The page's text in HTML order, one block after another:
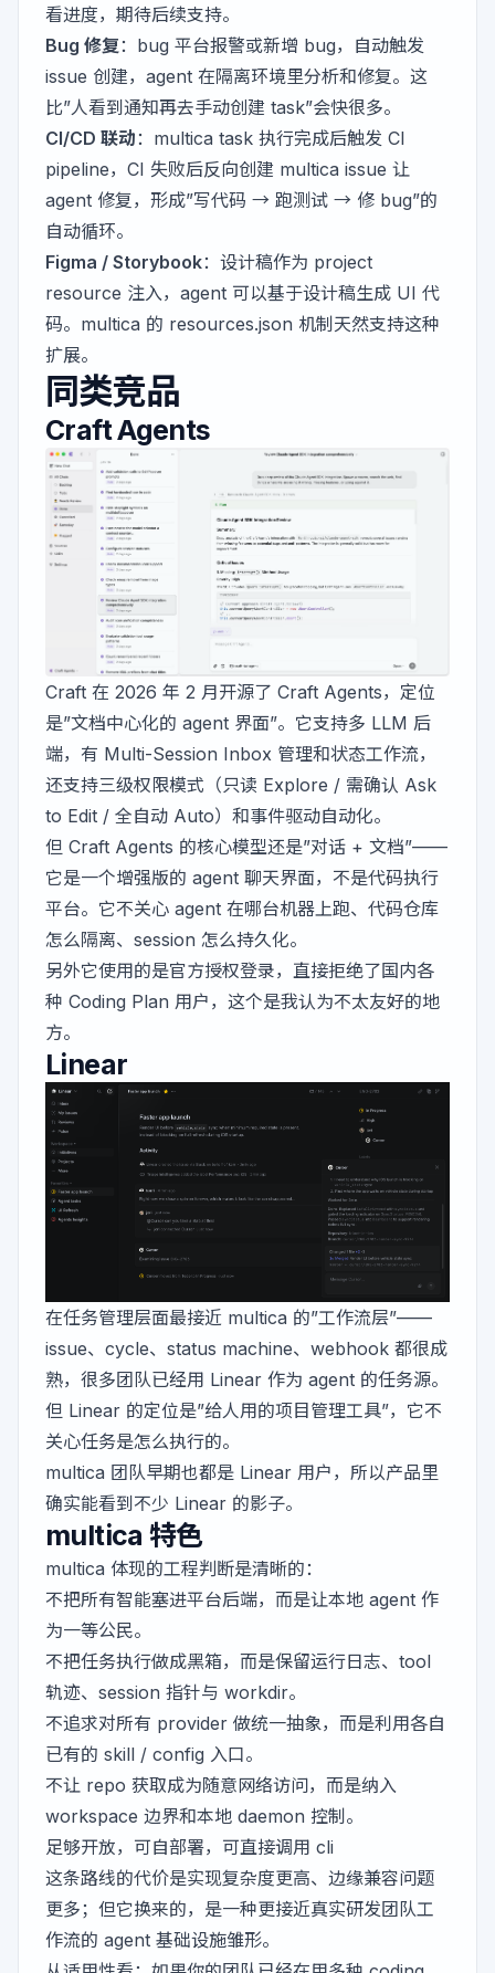
看进度，期待后续支持。
Bug 修复：bug 平台报警或新增 bug，自动触发
issue 创建，agent 在隔离环境里分析和修复。这
比”人看到通知再去手动创建 task”会快很多。
CI/CD 联动：multica task 执行完成后触发 CI
pipeline，CI 失败后反向创建 multica issue 让
agent 修复，形成”写代码 → 跑测试 → 修 bug”的
自动循环。
Figma / Storybook：设计稿作为 project
resource 注入，agent 可以基于设计稿生成 UI 代
码。multica 的 resources.json 机制天然支持这种
扩展。
同类竞品
Craft Agents
Craft 在 2026 年 2 月开源了 Craft Agents，定位
是”文档中心化的 agent 界面”。它支持多 LLM 后
端，有 Multi-Session Inbox 管理和状态工作流，
还支持三级权限模式（只读 Explore / 需确认 Ask
to Edit / 全自动 Auto）和事件驱动自动化。
但 Craft Agents 的核心模型还是”对话 + 文档”——
它是一个增强版的 agent 聊天界面，不是代码执行
平台。它不关心 agent 在哪台机器上跑、代码仓库
怎么隔离、session 怎么持久化。
另外它使用的是官方授权登录，直接拒绝了国内各
种 Coding Plan 用户，这个是我认为不太友好的地
方。
Linear
在任务管理层面最接近 multica 的”工作流层”——
issue、cycle、status machine、webhook 都很成
熟，很多团队已经用 Linear 作为 agent 的任务源。
但 Linear 的定位是”给人用的项目管理工具”，它不
关心任务是怎么执行的。
multica 团队早期也都是 Linear 用户，所以产品里
确实能看到不少 Linear 的影子。
multica 特色
multica 体现的工程判断是清晰的：
不把所有智能塞进平台后端，而是让本地 agent 作
为一等公民。
不把任务执行做成黑箱，而是保留运行日志、tool
轨迹、session 指针与 workdir。
不追求对所有 provider 做统一抽象，而是利用各自
已有的 skill / config 入口。
不让 repo 获取成为随意网络访问，而是纳入
workspace 边界和本地 daemon 控制。
足够开放，可自部署，可直接调用 cli
这条路线的代价是实现复杂度更高、边缘兼容问题
更多；但它换来的，是一种更接近真实研发团队工
作流的 agent 基础设施雏形。